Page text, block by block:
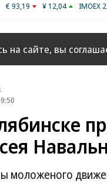
€ 93,19 ¥ 12,04 IMOEX
на сайте, вы
моложеного